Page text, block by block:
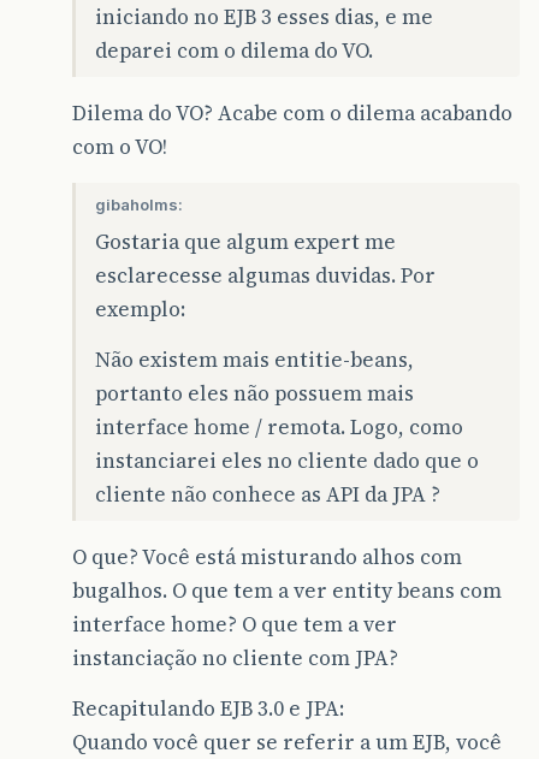
iniciando no EJB 3 esses dias, e me
deparei com o dilema do VO.
Dilema do VO? Acabe com o dilema acabando
com o VO!
gibaholms:
Gostaria que algum expert me
esclarecesse algumas duvidas. Por
exemplo:
Não existem mais entitie-beans,
portanto eles não possuem mais
interface home / remota. Logo, como
instanciarei eles no cliente dado que o
cliente não conhece as API da JPA ?
O que? Você está misturando alhos com
bugalhos. O que tem a ver entity beans com
interface home? O que tem a ver
instanciação no cliente com JPA?
Recapitulando EJB 3.0 e JPA:
Quando você quer se referir a um EJB, você